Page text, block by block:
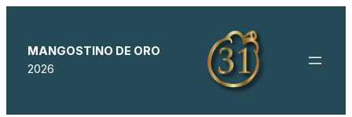
contenido
MANGOSTINO DE ORO
2026